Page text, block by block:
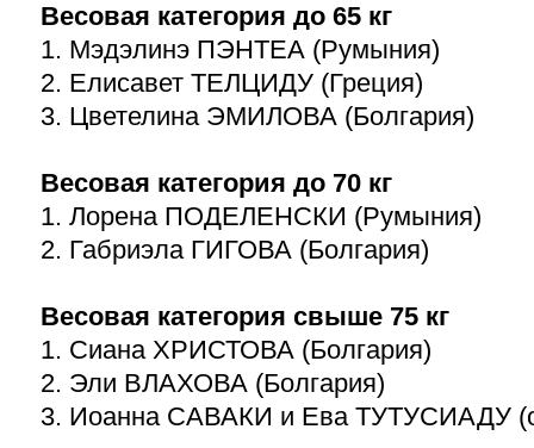
Весовая категория до 65 кг
1. Мэдэлинэ ПЭНТЕА (Румыния)
2. Елисавет ТЕЛЦИДУ (Греция)
3. Цветелина ЭМИЛОВА (Болгария)
Весовая категория до 70 кг
1. Лорена ПОДЕЛЕНСКИ (Румыния)
2. Габриэла ГИГОВА (Болгария)
Весовая категория свыше 75 кг
1. Сиана ХРИСТОВА (Болгария)
2. Эли ВЛАХОВА (Болгария)
3. Иоанна САВАКИ и Ева ТУТУСИАДУ